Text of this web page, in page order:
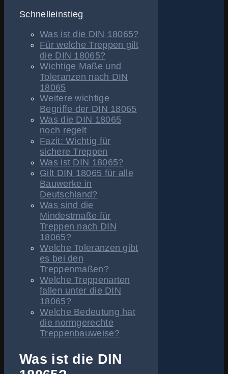
Schnelleinstieg
Was ist die DIN 18065?
Für welche Treppen gilt
die DIN 18065?
Wichtige Maße und
Toleranzen nach DIN
18065
Weitere wichtige
Begriffe der DIN 18065
Was die DIN 18065
noch regelt
Fazit: Wichtig für
sichere Treppen
Was ist DIN 18065?
Gilt DIN 18065 für alle
Bauwerke in
Deutschland?
Was sind die
Mindestmaße für
Treppen nach DIN
18065?
Welche Toleranzen gibt
es bei den
Treppenmaßen?
Welche Treppenarten
fallen unter die DIN
18065?
Welche Bedeutung hat
die normgerechte
Treppenbauweise?
Was ist die DIN